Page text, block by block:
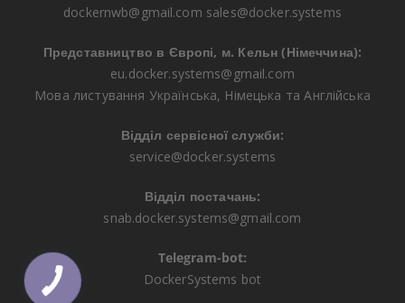
dockernwb@gmail.com sales@docker.systems
Представництво в Європі, м. Кельн (Німеччина):
eu.docker.systems@gmail.com
Мова листування Українська, Німецька та Англійська
Відділ сервісної служби:
service@docker.systems
Відділ постачань:
snab.docker.systems@gmail.com
Telegram-bot:
DockerSystems bot